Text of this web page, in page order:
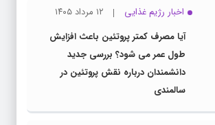
اخبار رژیم غذایی
۱۲ مرداد ۱۴۰۵
آیا مصرف کمتر پروتئین باعث افزایش
طول عمر می شود؟ بررسی جدید
دانشمندان درباره نقش پروتئین در
سالمندی